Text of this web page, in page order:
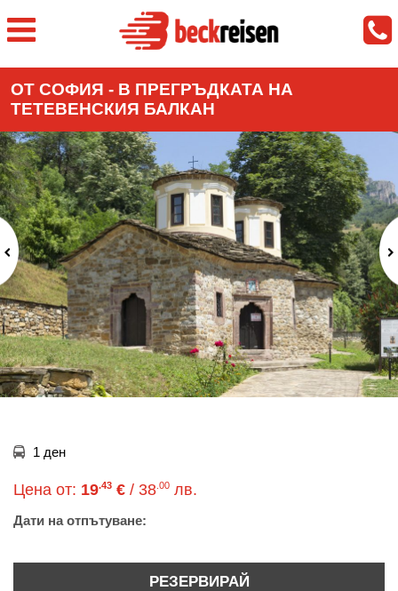
ОТ СОФИЯ - В ПРЕГРЪДКАТА НА
ТЕТЕВЕНСКИЯ БАЛКАН
1 ден
Цена от: 19.43 € / 38 .00 лв.
Дати на отпътуване:
РЕЗЕРВИРАЙ